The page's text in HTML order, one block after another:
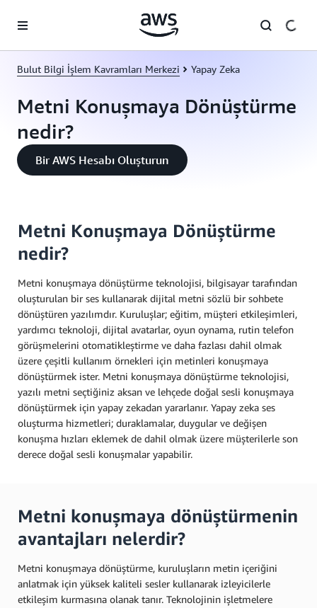
Bulut Bilgi İşlem Kavramları Merkezi Yapay Zeka
Metni Konuşmaya Dönüştürme
nedir?
Bir AWS Hesabı Oluşturun
Metni Konuşmaya Dönüştürme
nedir?
Metni konuşmaya dönüştürme teknolojisi, bilgisayar tarafından
oluşturulan bir ses kullanarak dijital metni sözlü bir sohbete
dönüştüren yazılımdır. Kuruluşlar; eğitim, müşteri etkileşimleri,
yardımcı teknoloji, dijital avatarlar, oyun oynama, rutin telefon
görüşmelerini otomatikleştirme ve daha fazlası dahil olmak
üzere çeşitli kullanım örnekleri için metinleri konuşmaya
dönüştürmek ister. Metni konuşmaya dönüştürme teknolojisi,
yazılı metni seçtiğiniz aksan ve lehçede doğal sesli konuşmaya
dönüştürmek için yapay zekadan yararlanır. Yapay zeka ses
oluşturma hizmetleri; duraklamalar, duygular ve değişen
konuşma hızları eklemek de dahil olmak üzere müşterilerle son
derece doğal sesli konuşmalar yapabilir.
Metni konuşmaya dönüştürmenin
avantajları nelerdir?
Metni konuşmaya dönüştürme, kuruluşların metin içeriğini
anlatmak için yüksek kaliteli sesler kullanarak izleyicilerle
etkileşim kurmasına olanak tanır. Teknolojinin işletmelere